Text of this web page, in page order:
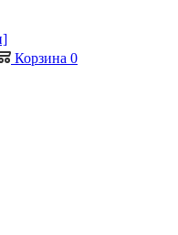
Корзина 0